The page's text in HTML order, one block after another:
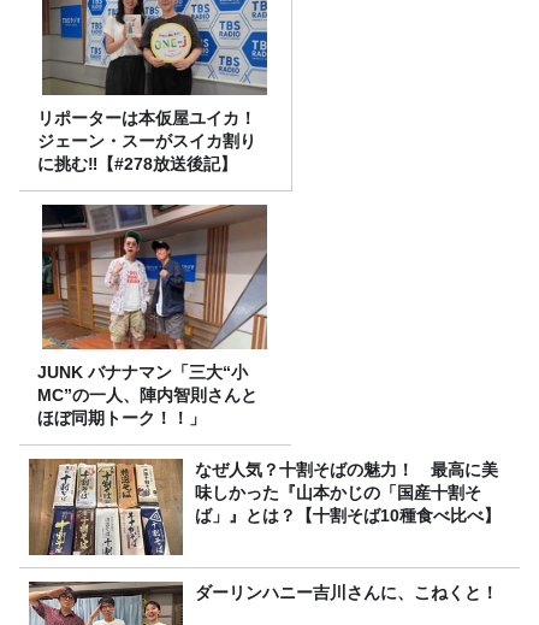
リポーターは本仮屋ユイカ！
ジェーン・スーがスイカ割り
に挑む‼【#278放送後記】
JUNK バナナマン「三大“小
MC”の一人、陣内智則さんと
ほぼ同期トーク！！」
なぜ人気？十割そばの魅力！ 最高に美
味しかった『山本かじの「国産十割そ
ば」』とは？【十割そば10種食べ比べ】
ダーリンハニー吉川さんに、こねくと！